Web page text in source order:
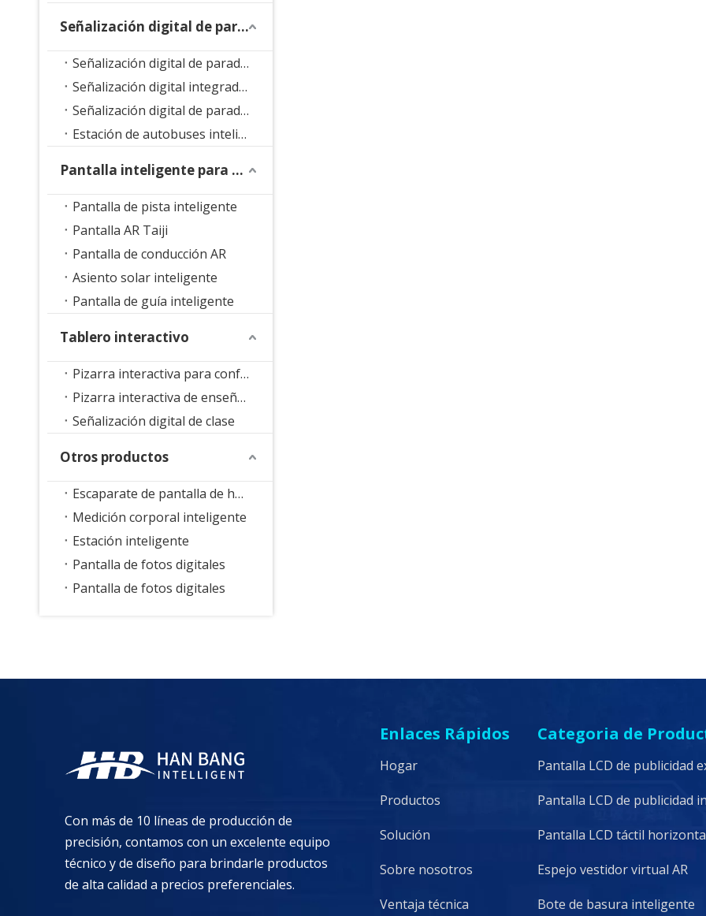
Señalización digital de parada de autobús
Señalización digital de parada de autobús con soporte de suelo
Señalización digital integrada en parada de autobús
Señalización digital de parada de autobús LED
Estación de autobuses inteligente
Pantalla inteligente para parque
Pantalla de pista inteligente
Pantalla AR Taiji
Pantalla de conducción AR
Asiento solar inteligente
Pantalla de guía inteligente
Tablero interactivo
Pizarra interactiva para conferencias
Pizarra interactiva de enseñanza
Señalización digital de clase
Otros productos
Escaparate de pantalla de holograma 3D
Medición corporal inteligente
Estación inteligente
Pantalla de fotos digitales
Pantalla de fotos digitales
Con más de 10 líneas de producción de
precisión, contamos con un excelente equipo
técnico y de diseño para brindarle productos
de alta calidad a precios preferenciales.
Enlaces Rápidos
Hogar
Productos
Solución
Sobre nosotros
Ventaja técnica
Categoria de
Pantalla LCD de publicidad
Pantalla LCD de publicidad
Pantalla LCD táctil
Espejo vestidor virtual AR
Bote de basura inteligente